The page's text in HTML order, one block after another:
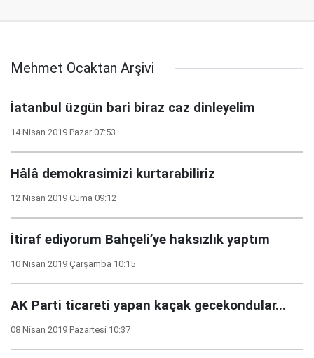
Mehmet Ocaktan Arşivi
İatanbul üzgün bari biraz caz dinleyelim
14 Nisan 2019 Pazar 07:53
Hâlâ demokrasimizi kurtarabiliriz
12 Nisan 2019 Cuma 09:12
İtiraf ediyorum Bahçeli’ye haksızlık yaptım
10 Nisan 2019 Çarşamba 10:15
AK Parti ticareti yapan kaçak gecekondular...
08 Nisan 2019 Pazartesi 10:37